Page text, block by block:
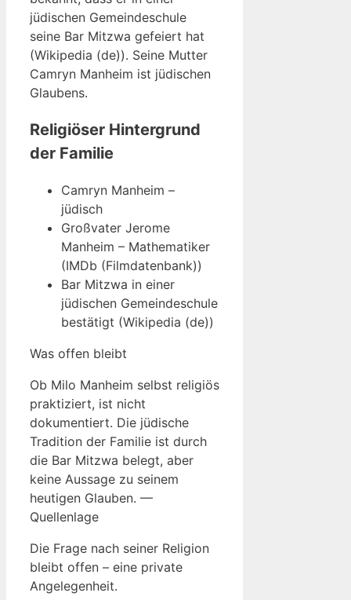
jüdischen Gemeindeschule
seine Bar Mitzwa gefeiert hat
(Wikipedia (de)). Seine Mutter
Camryn Manheim ist jüdischen
Glaubens.
Religiöser Hintergrund
der Familie
Camryn Manheim –
jüdisch
Großvater Jerome
Manheim – Mathematiker
(IMDb (Filmdatenbank))
Bar Mitzwa in einer
jüdischen Gemeindeschule
bestätigt (Wikipedia (de))
Was offen bleibt
Ob Milo Manheim selbst religiös
praktiziert, ist nicht
dokumentiert. Die jüdische
Tradition der Familie ist durch
die Bar Mitzwa belegt, aber
keine Aussage zu seinem
heutigen Glauben. —
Quellenlage
Die Frage nach seiner Religion
bleibt offen – eine private
Angelegenheit.